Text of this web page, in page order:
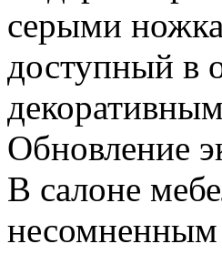
серыми
доступный в
Обновление
В салоне
несомненным